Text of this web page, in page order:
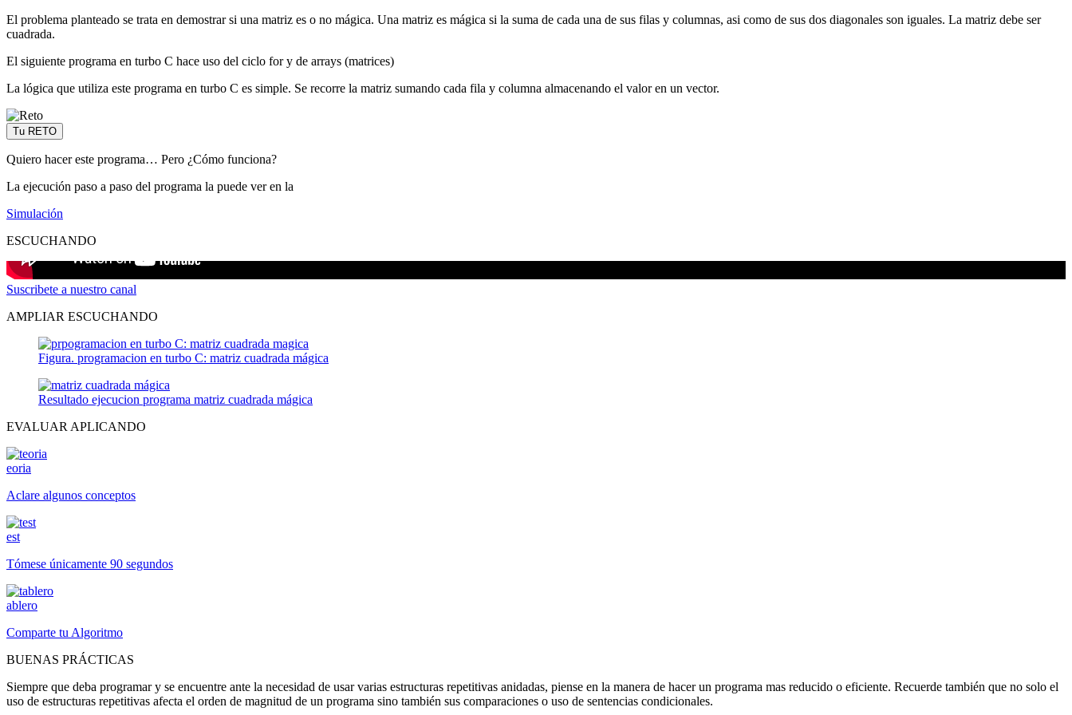
El problema planteado se trata en demostrar si una matriz es o no mágica. Una matriz es mágica si la suma de cada una de sus filas y columnas, asi como de sus dos diagonales son iguales. La matriz debe ser
cuadrada.
El siguiente programa en turbo C hace uso del ciclo for y de arrays (matrices)
La lógica que utiliza este programa en turbo C es simple. Se recorre la matriz sumando cada fila y columna almacenando el valor en un vector.
Tu RETO
Quiero hacer este programa… Pero ¿Cómo funciona?
La ejecución paso a paso del programa la puede ver en la
Simulación
ESCUCHANDO
Suscribete a nuestro canal
AMPLIAR ESCUCHANDO
Figura. programacion en turbo C: matriz cuadrada mágica
Resultado ejecucion programa matriz cuadrada mágica
EVALUAR APLICANDO
eoria
Aclare algunos conceptos
est
Tómese únicamente 90 segundos
ablero
Comparte tu Algoritmo
BUENAS PRÁCTICAS
Siempre que deba programar y se encuentre ante la necesidad de usar varias estructuras repetitivas anidadas, piense en la manera de hacer un programa mas reducido o eficiente. Recuerde también que no solo el
uso de estructuras repetitivas afecta el orden de magnitud de un programa sino también sus comparaciones o uso de sentencias condicionales.